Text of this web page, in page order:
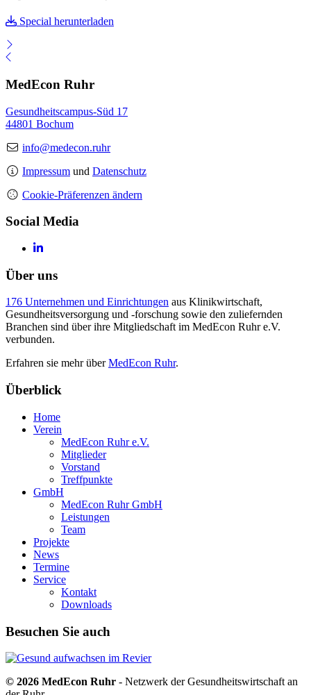
Special herunterladen
MedEcon Ruhr
Gesundheitscampus-Süd 17
44801 Bochum
info@medecon.ruhr
Impressum und Datenschutz
Cookie-Präferenzen ändern
Social Media
Über uns
176 Unternehmen und Einrichtungen aus Klinikwirtschaft,
Gesundheitsversorgung und -forschung sowie den zuliefernden
Branchen sind über ihre Mitgliedschaft im MedEcon Ruhr e.V.
verbunden.
Erfahren sie mehr überMedEcon Ruhr.
Überblick
Home
Verein
MedEcon Ruhr e.V.
Mitglieder
Vorstand
Treffpunkte
GmbH
MedEcon Ruhr GmbH
Leistungen
Team
Projekte
News
Termine
Service
Kontakt
Downloads
Besuchen Sie auch
© 2026 MedEcon Ruhr - Netzwerk der Gesundheitswirtschaft an